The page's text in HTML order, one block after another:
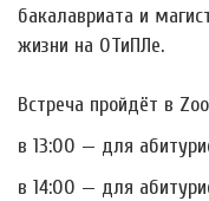
бакалавриата и
жизни на ОТиПЛе.
Встреча пройдёт в
в 13:00 — для
в 14:00 — для